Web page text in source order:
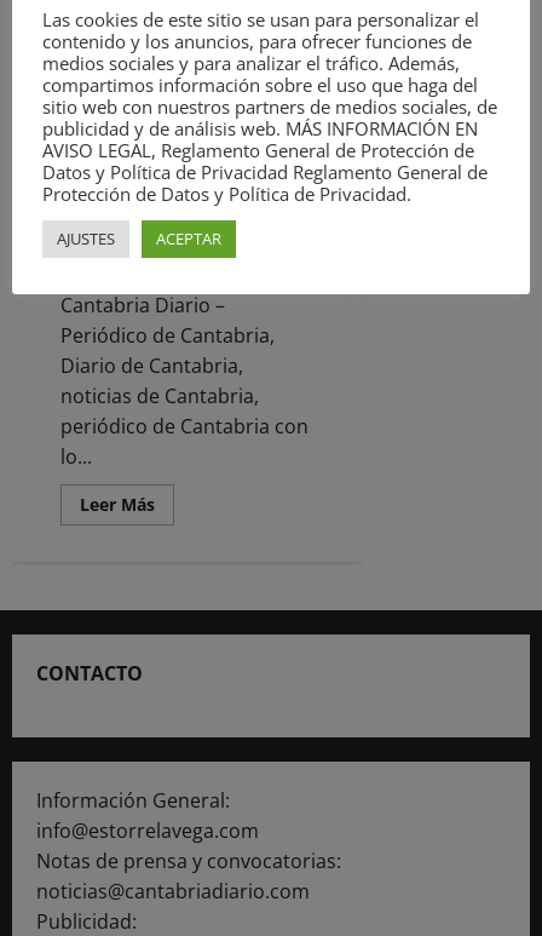
Leer MásLeer
más
acerca
de
El
sindicato
APLB
anuncia
movilizaciones
en
Policía
Local
de
Noticias
Cantabria financia sistemas de
monitorización de glucosa en
tiempo real a siete niños con
diabetes tipo 1
David Laguillo
15 de febrero
Cantabria Diario –
Periódico de Cantabria,
Diario de Cantabria,
noticias de Cantabria,
periódico de Cantabria con
lo...
Leer MásLeer
más
monitorización
a
siete
con
diabetes
tipo
1
CONTACTO
Información General:
info@estorrelavega.com
Notas de prensa y convocatorias:
noticias@cantabriadiario.com
Publicidad:
Las cookies de este sitio se usan para personalizar el
contenido y los anuncios, para ofrecer funciones de
medios sociales y para analizar el tráfico. Además,
compartimos información sobre el uso que haga del
sitio web con nuestros partners de medios sociales, de
publicidad y de análisis web. MÁS INFORMACIÓN EN
AVISO LEGAL, Reglamento General de Protección de
Datos y Política de Privacidad Reglamento General de
Protección de Datos y Política de Privacidad.
AJUSTES ACEPTAR